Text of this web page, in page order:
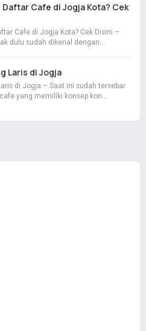
Daftar Cafe di Jogja Kota? Cek
Cafe di Jogja Kota? Cek Disini –
dulu sudah dikenal dengan…
Laris di Jogja
di Jogja – Saat ini sudah tersebar
yang memiliki konsep kon…